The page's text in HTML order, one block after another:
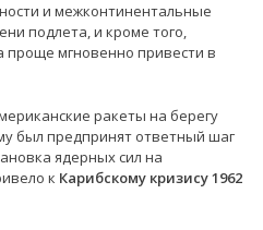
и межконтинентальные
подлета, и кроме того,
проще мгновенно привести в
ракеты на берегу
был предпринят ответный шаг
ядерных сил на
к Карибскому кризису 1962